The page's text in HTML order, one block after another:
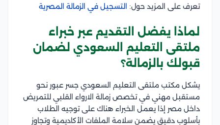
تعرف على المزيد حول: التسجيل في الزمالة المصرية
لماذا يفضل التقديم عبر خبراء
ملتقى التعليم السعودي لضمان
قبولك بالزمالة؟
يشكل مكتب ملتقى التعليم السعودي جسر عبور نحو
مستقبل مهني في تخصص زمالة الارواء القلبي للتمريض
داخل مصر إذا يعمل الخبراء هناك على توجيه الطلاب
بأسلوب دقيق يضمن سلامة الملفات الأكاديمية وتجاوز